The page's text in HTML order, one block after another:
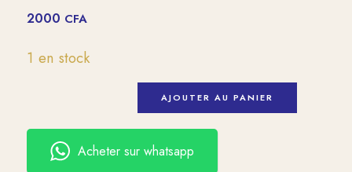
2000 CFA
1 en stock
AJOUTER AU PANIER
Acheter sur whatsapp